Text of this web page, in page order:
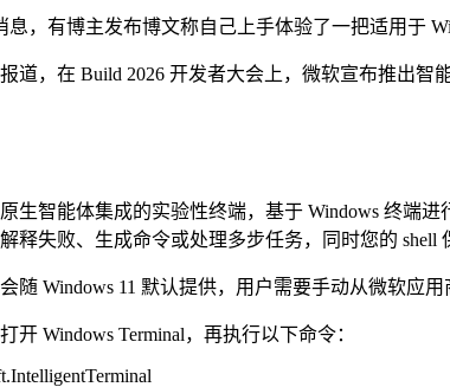
有博主发布博文称自己上手体验了一把适用于
，在 Build 2026 开发者大会上，微软宣布推出智
智能体集成的实验性终端，基于 Windows 终端进
释失败、生成命令或处理多步任务，同时您的 shell
Windows 11 默认提供，用户需要手动从微软应用
Windows Terminal，再执行以下命令：